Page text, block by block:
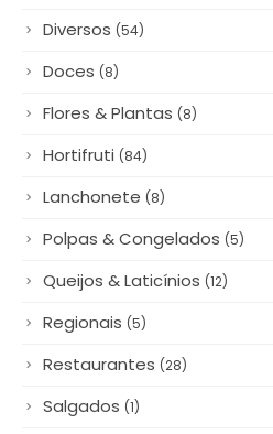
Diversos (54)
Doces (8)
Flores & Plantas (8)
Hortifruti (84)
Lanchonete (8)
Polpas & Congelados (5)
Queijos & Laticínios (12)
Regionais (5)
Restaurantes (28)
Salgados (1)